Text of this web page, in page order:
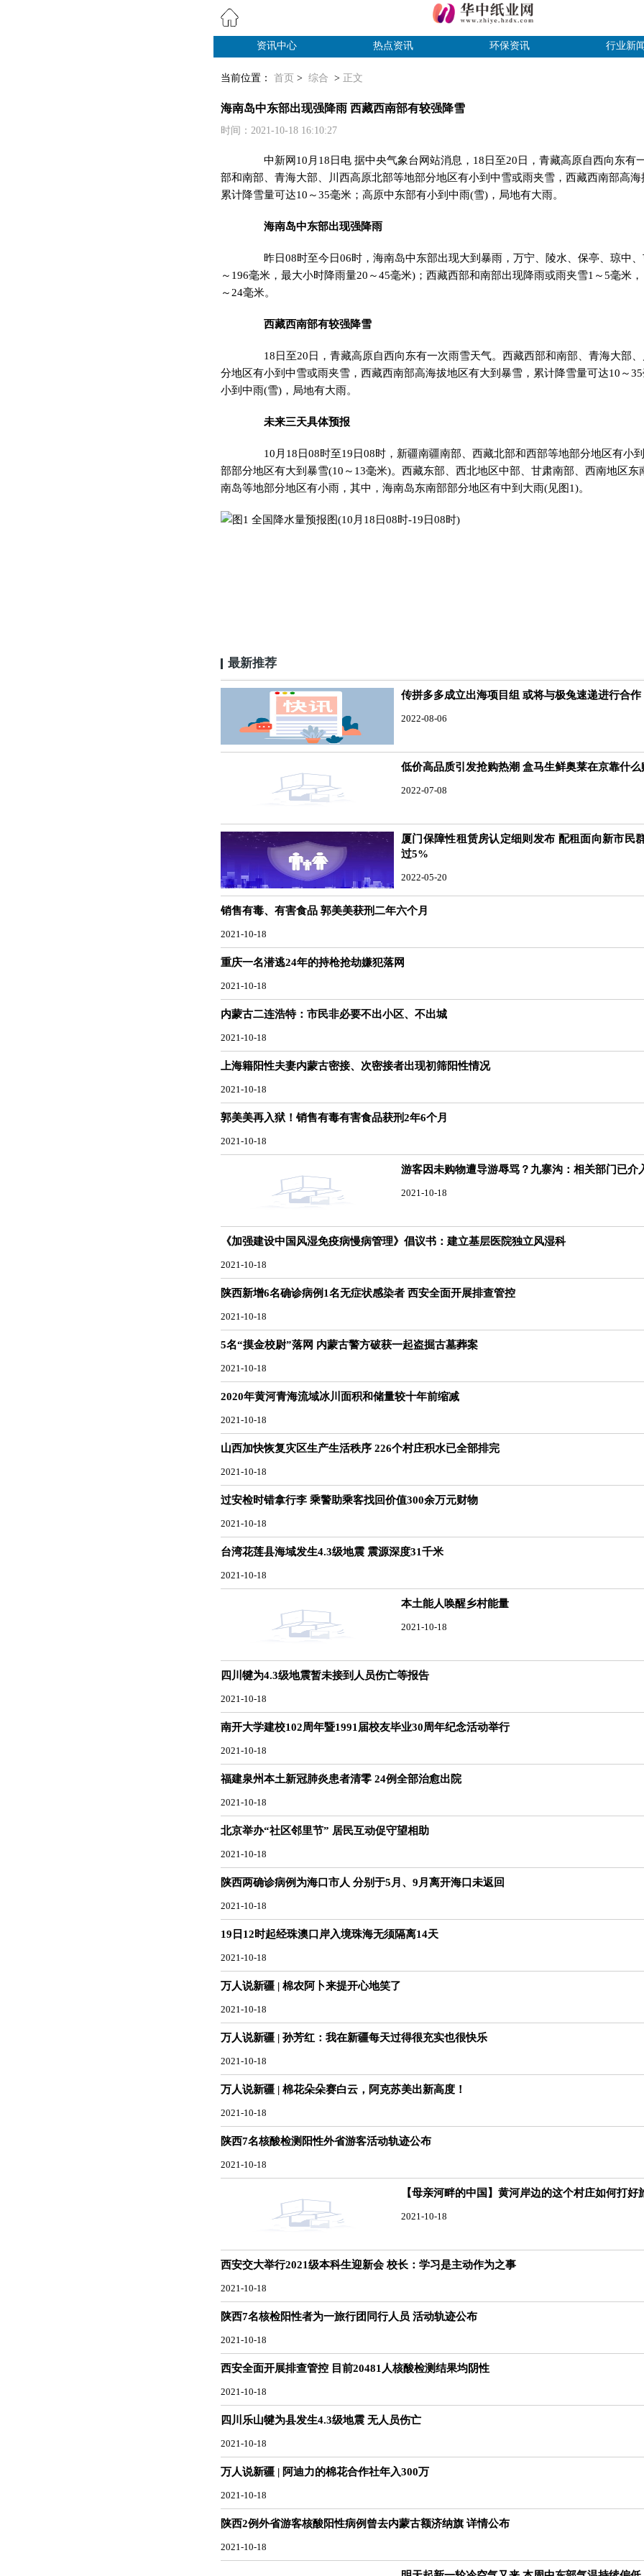
资讯中心 热点资讯 环保资讯
行业新
当前位置： 首页 > 综合 > 正文
海南岛中东部出现强降雨 西藏西南部有较强降雪
时间：2021-10-18 16:10:27
中新网10月18日电 据中央气象台网站消息，18日至20日，青藏高原自西向东有
部和南部、青海大部、川西高原北部等地部分地区有小到中雪或雨夹雪，西藏西南部高
累计降雪量可达10～35毫米；高原中东部有小到中雨(雪)，局地有大雨。
海南岛中东部出现强降雨
昨日08时至今日06时，海南岛中东部出现大到暴雨，万宁、陵水、保亭、琼中、
～196毫米，最大小时降雨量20～45毫米)；西藏西部和南部出现降雨或雨夹雪1～5毫米
～24毫米。
西藏西南部有较强降雪
18日至20日，青藏高原自西向东有一次雨雪天气。西藏西部和南部、青海大部
分地区有小到中雪或雨夹雪，西藏西南部高海拔地区有大到暴雪，累计降雪量可达10～
小到中雨(雪)，局地有大雨。
未来三天具体预报
10月18日08时至19日08时，新疆南疆南部、西藏北部和西部等地部分地区有小
部部分地区有大到暴雪(10～13毫米)。西藏东部、西北地区中部、甘肃南部、西南地区东
南岛等地部分地区有小雨，其中，海南岛东南部部分地区有中到大雨(见图1)。
最新推荐
传拼多多成立出海项目组 或将与极兔速递进行合作
2022-08-06
低价高品质引发抢购热潮 盒马生鲜奥莱在京靠什么
2022-07-08
厦门保障性租赁房认定细则发布 配租面向新市民
过5%
2022-05-20
销售有毒、有害食品 郭美美获刑二年六个月
2021-10-18
重庆一名潜逃24年的持枪抢劫嫌犯落网
2021-10-18
内蒙古二连浩特：市民非必要不出小区、不出城
2021-10-18
上海籍阳性夫妻内蒙古密接、次密接者出现初筛阳性情况
2021-10-18
郭美美再入狱！销售有毒有害食品获刑2年6个月
2021-10-18
游客因未购物遭导游辱骂？九寨沟：相关部门已介
2021-10-18
《加强建设中国风湿免疫病慢病管理》倡议书：建立基层医院独立风湿科
2021-10-18
陕西新增6名确诊病例1名无症状感染者 西安全面开展排查管控
2021-10-18
5名“摸金校尉”落网 内蒙古警方破获一起盗掘古墓葬案
2021-10-18
2020年黄河青海流域冰川面积和储量较十年前缩减
2021-10-18
山西加快恢复灾区生产生活秩序 226个村庄积水已全部排完
2021-10-18
过安检时错拿行李 乘警助乘客找回价值300余万元财物
2021-10-18
台湾花莲县海域发生4.3级地震 震源深度31千米
2021-10-18
本土能人唤醒乡村能量
2021-10-18
四川犍为4.3级地震暂未接到人员伤亡等报告
2021-10-18
南开大学建校102周年暨1991届校友毕业30周年纪念活动举行
2021-10-18
福建泉州本土新冠肺炎患者清零 24例全部治愈出院
2021-10-18
北京举办“社区邻里节” 居民互动促守望相助
2021-10-18
陕西两确诊病例为海口市人 分别于5月、9月离开海口未返回
2021-10-18
19日12时起经珠澳口岸入境珠海无须隔离14天
2021-10-18
万人说新疆 | 棉农阿卜来提开心地笑了
2021-10-18
万人说新疆 | 孙芳红：我在新疆每天过得很充实也很快乐
2021-10-18
万人说新疆 | 棉花朵朵赛白云，阿克苏美出新高度！
2021-10-18
陕西7名核酸检测阳性外省游客活动轨迹公布
2021-10-18
【母亲河畔的中国】黄河岸边的这个村庄如何打好
2021-10-18
西安交大举行2021级本科生迎新会 校长：学习是主动作为之事
2021-10-18
陕西7名核检阳性者为一旅行团同行人员 活动轨迹公布
2021-10-18
西安全面开展排查管控 目前20481人核酸检测结果均阴性
2021-10-18
四川乐山犍为县发生4.3级地震 无人员伤亡
2021-10-18
万人说新疆 | 阿迪力的棉花合作社年入300万
2021-10-18
陕西2例外省游客核酸阳性病例曾去内蒙古额济纳旗 详情公布
2021-10-18